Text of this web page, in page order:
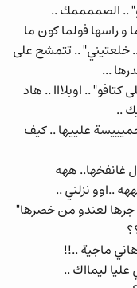
.. الصممممك ..
و راسها فولما كون ما
خلعتيني" .. تتمشح على
...
.. اوبلااا .. هاد
..
علييها .. كيف
غانفخها.. ههه
..اوو نزلني ..
جرها لعندو من خصرها"
ماجية ..!!
ليمااك ..